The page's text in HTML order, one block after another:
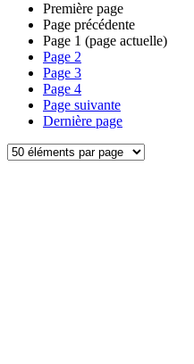
Première page
Page précédente
Page 1 (page actuelle)
Page 2
Page 3
Page 4
Page suivante
Dernière page